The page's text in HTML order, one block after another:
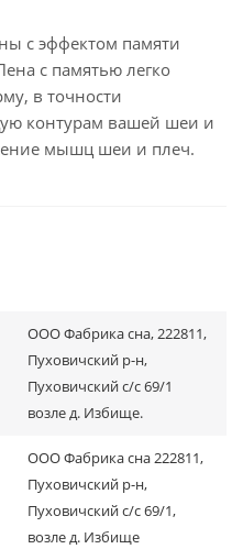
с эффектом памяти
с памятью легко
в точности
контурам вашей шеи и
мышц шеи и плеч.
ООО Фабрика сна, 222811,
Пуховичский р-н,
Пуховичский с/с 69/1
возле д. Избище.
ООО Фабрика сна 222811,
Пуховичский р-н,
Пуховичский с/с 69/1,
возле д. Избище